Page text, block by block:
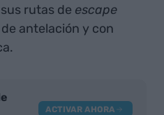
rutas de escape
antelación y con
ACTIVAR AHORA